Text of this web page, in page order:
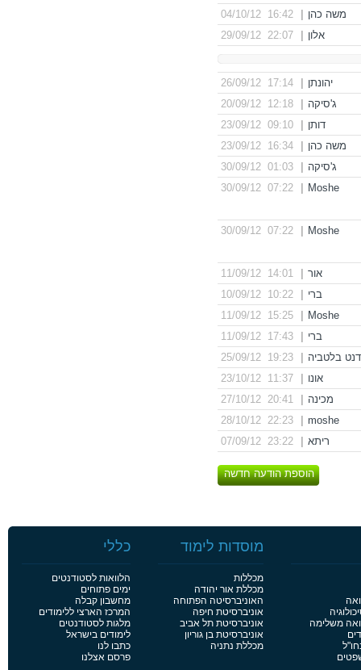
משה כהן
16:42 04/10/12
אלון
22:07 29/09/12
יהונתן
17:14 26/09/12
ג'סיקה
12:18 20/09/12
דותן
09:10 23/09/12
משה כהן
16:34 23/09/12
ג'סיקה
01:03 30/09/12
Moshe
07:22 30/09/12
Moshe
07:22 30/09/12
אור
14:01 11/09/12
ברי
10:22 10/09/12
Moshe
15:25 11/09/12
ברי
17:43 11/09/12
בלטביה
19:23 25/09/12
אונו
11:37 23/10/12
מכינה
20:41 27/10/12
moshe
22:23 28/10/12
ריתא
23:22 07/09/12
הוספת הודעה חדשה
משלימה
מוסדות לימוד
מכללות
מכללת אור יהודה
האוניברסיטה הפתוחה
אוניברסיטת חיפה
אוניברסיטת תל אביב
אוניברסיטת בן גוריון
מכללת נתניה
כללי
הלוואות לסטודנטים
ימים פתוחים
מחשבון קבלה
המרכז הארצי ללימודים
מלגות לסטודנטים
לימודים בישראל
כתבו לנו
פרסם אצלנו